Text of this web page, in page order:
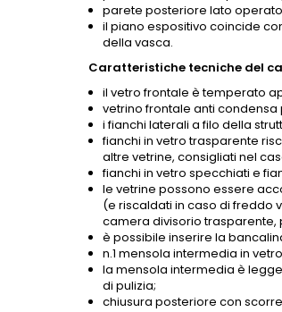
parete posteriore lato
il piano espositivo coincide
della vasca.
Caratteristiche tecniche del
il vetro frontale è temperato
vetrino frontale anti
i fianchi laterali a filo della
fianchi in vetro trasparente
altre vetrine, consigliati nel
fianchi in vetro specchiati e
le vetrine possono essere
(e riscaldati in caso di freddo
camera divisorio trasparente,
è possibile inserire la
n.1 mensola intermedia in
la mensola intermedia è
di pulizia;
chiusura posteriore con